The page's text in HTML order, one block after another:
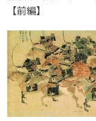
【前編】